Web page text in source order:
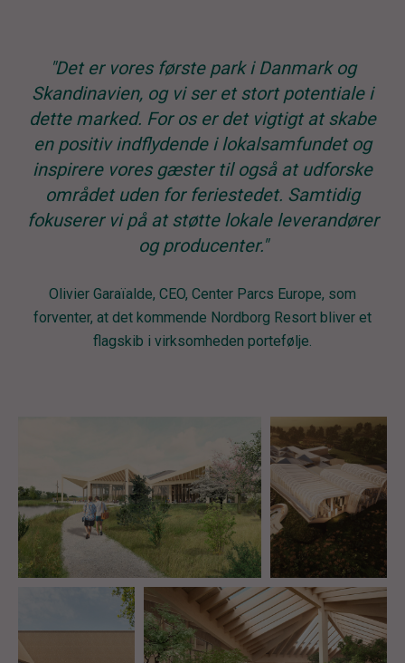
"Det er vores første park i Danmark og
Skandinavien, og vi ser et stort potentiale i
dette marked. For os er det vigtigt at skabe
en positiv indflydende i lokalsamfundet og
inspirere vores gæster til også at udforske
området uden for feriestedet. Samtidig
fokuserer vi på at støtte lokale leverandører
og producenter."
Olivier Garaïalde, CEO, Center Parcs Europe, som
forventer, at det kommende Nordborg Resort bliver et
flagskib i virksomheden portefølje.